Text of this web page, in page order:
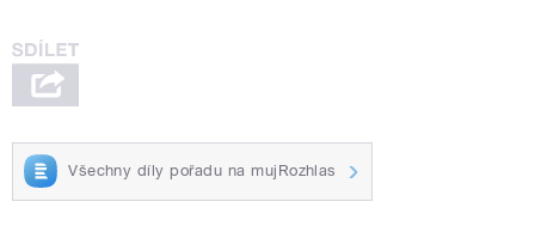
Všechny díly pořadu na mujRozhlas